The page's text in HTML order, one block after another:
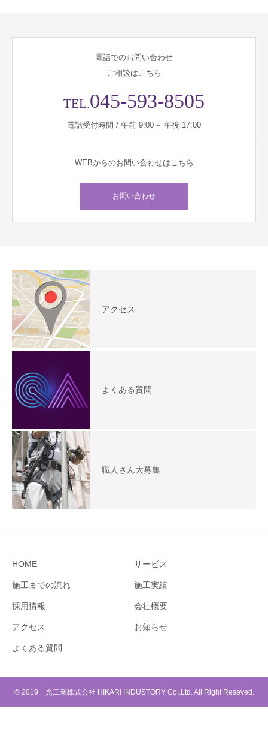
電話でのお問い合わせ
ご相談はこちら
TEL.045-593-8505
電話受付時間 / 午前 9:00～ 午後 17:00
WEBからのお問い合わせはこちら
お問い合わせ
アクセス
よくある質問
職人さん大募集
HOME サービス
施工までの流れ 施工実績
採用情報 会社概要
アクセス お知らせ
よくある質問
© 2019 光工業株式会社 HIKARI INDUSTORY Co,.Ltd. All Right Reseved.